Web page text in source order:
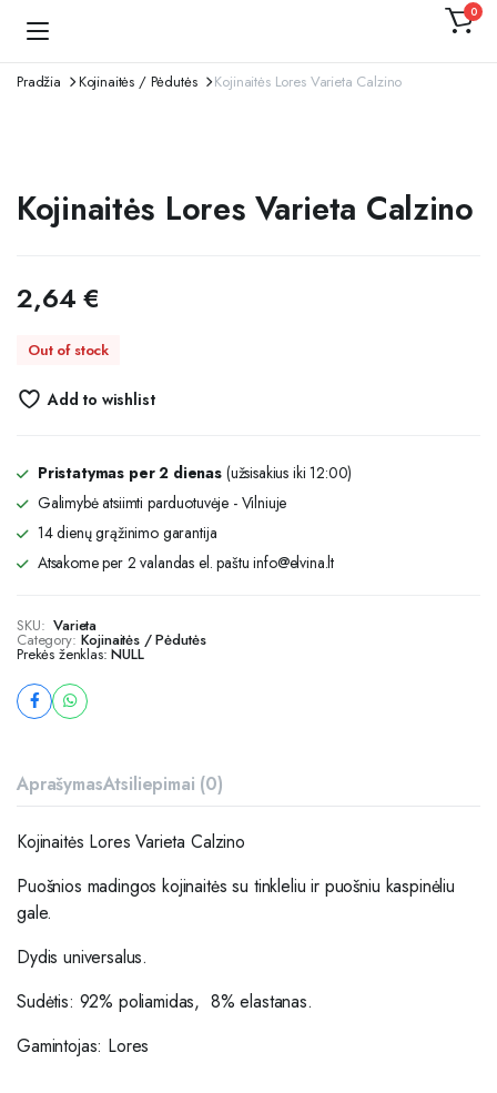
0
Pradžia Kojinaitės / Pėdutės Kojinaitės Lores Varieta Calzino
Kojinaitės Lores Varieta Calzino
2,64€
Out of stock
Add to wishlist
Pristatymas per 2 dienas (užsisakius iki 12:00)
Galimybė atsiimti parduotuvėje - Vilniuje
14 dienų grąžinimo garantija
Atsakome per 2 valandas el. paštu info@elvina.lt
SKU: Varieta
Category: Kojinaitės / Pėdutės
Prekės ženklas:NULL
AprašymasAtsiliepimai (0)
Kojinaitės Lores Varieta Calzino
Puošnios madingos kojinaitės su tinkleliu ir puošniu kaspinėliu
gale.
Dydis universalus.
Sudėtis: 92% poliamidas, 8% elastanas.
Gamintojas: Lores